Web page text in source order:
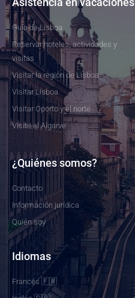
Guía de Lisboa
Reservar hoteles, actividades y
visitas
Visitar la región de Lisboa
Visitar Lisboa
Visitar Oporto y el norte
Visite el Algarve
¿Quiénes somos?
Contacto
Información jurídica
Quién soy
Idiomas
Francés 🇫🇷